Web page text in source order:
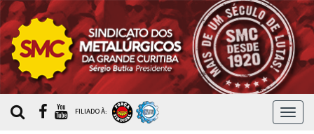
MENU
FILIADO À: